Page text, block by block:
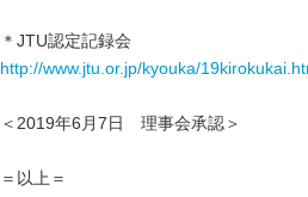
＊JTU認定記録会
http://www.jtu.or.jp/kyouka/
＜2019年6月7日 理事会承認＞
＝以上＝